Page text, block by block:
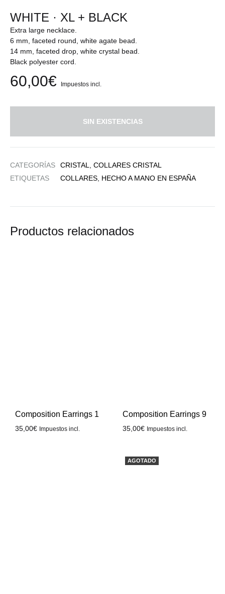
WHITE · XL + BLACK
Extra large necklace.
6 mm, faceted round, white agate bead.
14 mm, faceted drop, white crystal bead.
Black polyester cord.
60,00€ Impuestos incl.
SIN EXISTENCIAS
CATEGORÍAS CRISTAL
COLLARES CRISTAL
ETIQUETAS
COLLARES HECHO A MANO EN ESPAÑA
Productos relacionados
Composition Earrings 1
35,00€ Impuestos incl.
Composition Earrings 9
35,00€ Impuestos incl.
AGOTADO